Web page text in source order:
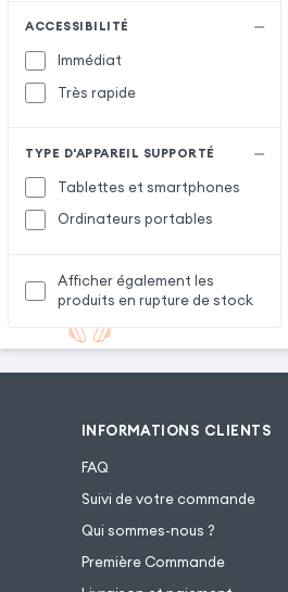
ACCESSIBILITÉ
Immédiat
Très rapide
TYPE D'APPAREIL SUPPORTÉ
Tablettes et smartphones
Ordinateurs portables
Afficher également les
produits en rupture de stock
INFORMATIONS CLIENTS
FAQ
Suivi de votre commande
Qui sommes-nous ?
Première Commande